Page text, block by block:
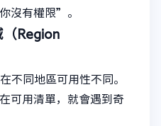
沒有權限”。
（Region
不同地區可用性不同。
可用清單，就會遇到奇